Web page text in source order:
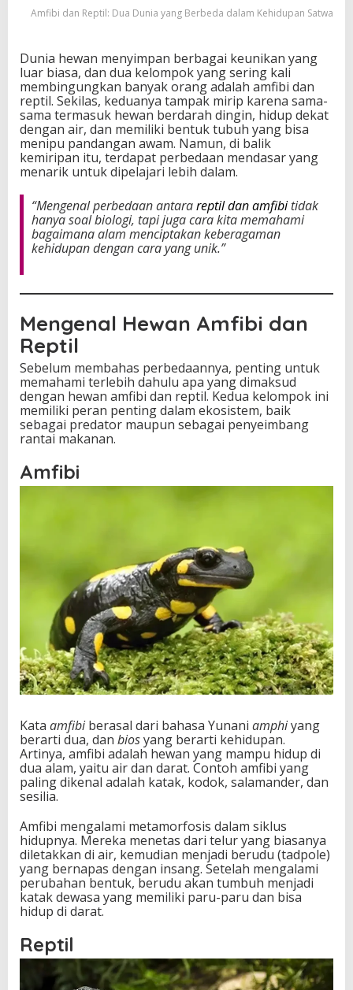
n
y
a
n
g
B
e
r
b
e
d
d
a
l
a
e
p
a
n
S
a
Amfibi dan Reptil: Dua Dunia yang Berbeda dalam Kehidupan Satwa
Dunia hewan menyimpan berbagai keunikan yang
luar biasa, dan dua kelompok yang sering kali
membingungkan banyak orang adalah amfibi dan
reptil. Sekilas, keduanya tampak mirip karena sama-
sama termasuk hewan berdarah dingin, hidup dekat
dengan air, dan memiliki bentuk tubuh yang bisa
menipu pandangan awam. Namun, di balik
kemiripan itu, terdapat perbedaan mendasar yang
menarik untuk dipelajari lebih dalam.
“Mengenal perbedaan antarareptil dan amfibitidak
hanya soal biologi, tapi juga cara kita memahami
bagaimana alam menciptakan keberagaman
kehidupan dengan cara yang unik.”
Mengenal Hewan Amfibi dan
Reptil
Sebelum membahas perbedaannya, penting untuk
memahami terlebih dahulu apa yang dimaksud
dengan hewan amfibi dan reptil. Kedua kelompok ini
memiliki peran penting dalam ekosistem, baik
sebagai predator maupun sebagai penyeimbang
rantai makanan.
Amfibi
Kata amfibiberasal dari bahasa Yunani amphiyang
berarti dua, dan biosyang berarti kehidupan.
Artinya, amfibi adalah hewan yang mampu hidup di
dua alam, yaitu air dan darat. Contoh amfibi yang
paling dikenal adalah katak, kodok, salamander, dan
sesilia.
Amfibi mengalami metamorfosis dalam siklus
hidupnya. Mereka menetas dari telur yang biasanya
diletakkan di air, kemudian menjadi berudu (tadpole)
yang bernapas dengan insang. Setelah mengalami
perubahan bentuk, berudu akan tumbuh menjadi
katak dewasa yang memiliki paru-paru dan bisa
hidup di darat.
Reptil